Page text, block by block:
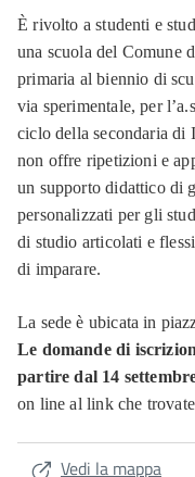
È rivolto a studenti e
una scuola del Comune
primaria al biennio di
via sperimentale, per
ciclo della secondaria di
non offre ripetizioni e
un supporto didattico di
personalizzati per gli
di studio articolati e
di imparare.
La sede è ubicata in
Le domande di
partire dal 14
on line al link che
Vedi la mappa